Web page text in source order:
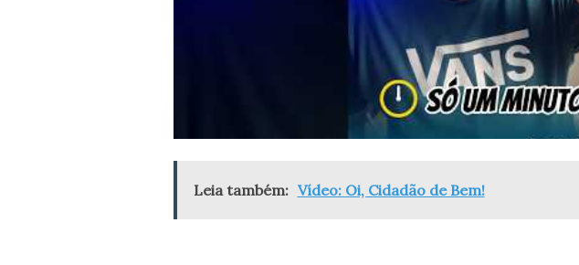
Leia também: Vídeo: Oi, Cidadão de Bem!